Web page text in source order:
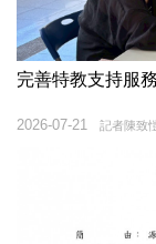
完善特教支持服
記者陳致
2026-07-21